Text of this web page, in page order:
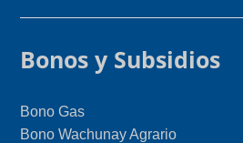
Bonos y Subsidios
Bono Gas
Bono Wachunay Agrario